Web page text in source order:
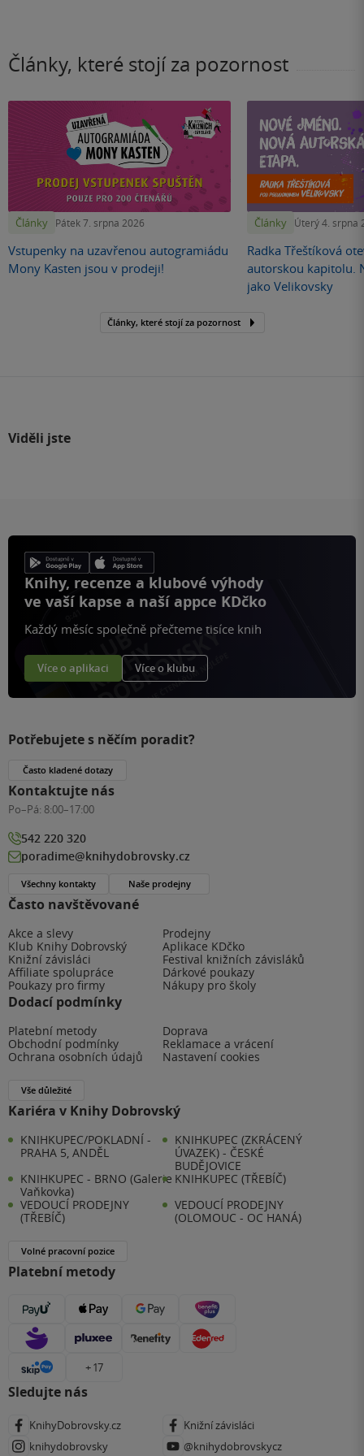
Články, které stojí za pozornost
Články Pátek 7. srpna 2026
Vstupenky na uzavřenou autogramiádu
Mony Kasten jsou v prodeji!
Články Úterý 4. srpna
Radka Třeštíková
autorskou kapitolu.
jako Velikovsky
Články, které stojí za pozornost
Viděli jste
Knihy, recenze a klubové výhody
ve vaší kapse a naší appce KDčko
Každý měsíc společně přečteme tisíce knih
Více o aplikaci Více o klubu
Často navštěvované
Akce a slevy
Prodejny
Klub Knihy Dobrovský
Aplikace KDčko
Knižní závisláci
Festival knižních závisláků
Affiliate spolupráce
Dárkové poukazy
Poukazy pro firmy
Nákupy pro školy
Dodací podmínky
Platební metody
Doprava
Obchodní podmínky
Reklamace a vrácení
Ochrana osobních údajů
Nastavení cookies
Vše důležité
Kariéra v Knihy Dobrovský
KNIHKUPEC/POKLADNÍ -
PRAHA 5, ANDĚL
KNIHKUPEC (ZKRÁCENÝ
ÚVAZEK) - ČESKÉ
BUDĚJOVICE
KNIHKUPEC - BRNO (Galerie
Vaňkovka)
KNIHKUPEC (TŘEBÍČ)
VEDOUCÍ PRODEJNY
(TŘEBÍČ)
VEDOUCÍ PRODEJNY
(OLOMOUC - OC HANÁ)
Volné pracovní pozice
Platební metody
+ 17
Sledujte nás
KnihyDobrovsky.cz
Knižní závisláci
knihydobrovsky
@knihydobrovskycz
Potřebujete s něčím poradit?
Často kladené dotazy
Kontaktujte nás
Po–Pá: 8:00–17:00
542 220 320
poradime@knihydobrovsky.cz
Všechny kontakty Naše prodejny